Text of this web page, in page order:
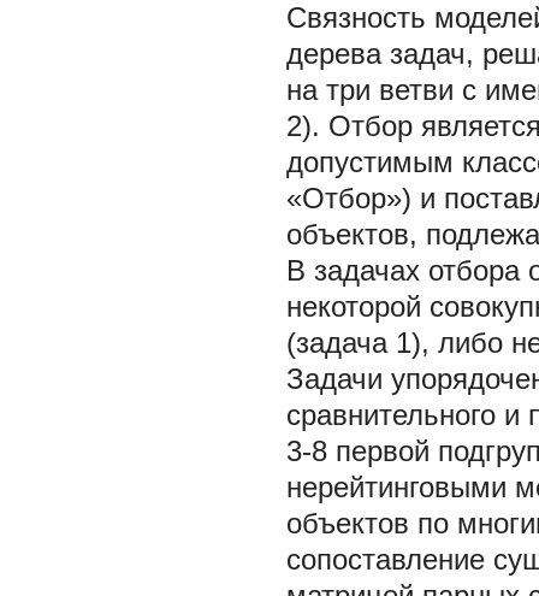
Связность
дерева задач,
на три ветви с
2). Отбор
допустимым
«Отбор») и
объектов,
В задачах отбора
некоторой
(задача 1), либо
Задачи
сравнительного
3-8 первой
нерейтинговыми
объектов по
сопоставление